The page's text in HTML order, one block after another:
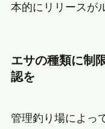
本的にリリースが
エサの種類に制
認を
管理釣り場によっ